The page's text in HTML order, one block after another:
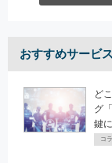
おすすめサービス
ど
グ
鍵に
コ